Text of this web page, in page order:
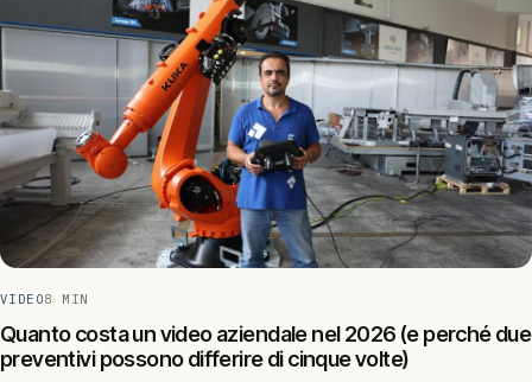
VIDEO8 MIN
Quanto costa un video aziendale nel 2026 (e perché due
preventivi possono differire di cinque volte)